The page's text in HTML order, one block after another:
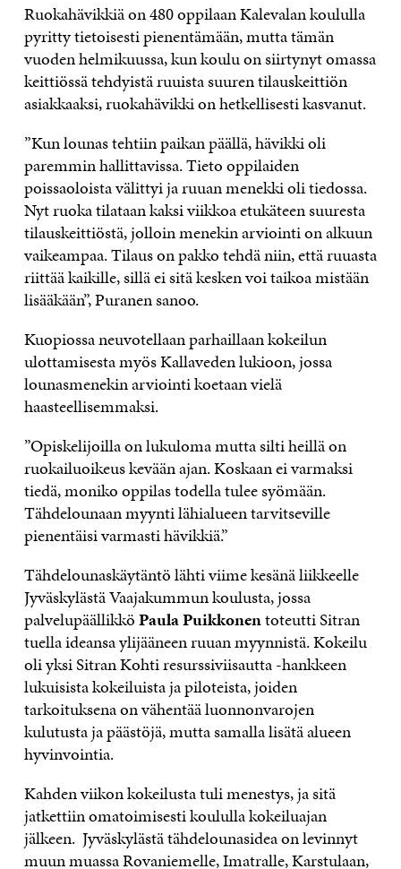
Ruokahävikkiä on 480 oppilaan Kalevalan koululla
pyritty tietoisesti pienentämään, mutta tämän
vuoden helmikuussa, kun koulu on siirtynyt omassa
keittiössä tehdyistä ruuista suuren tilauskeittiön
asiakkaaksi, ruokahävikki on hetkellisesti kasvanut.
”Kun lounas tehtiin paikan päällä, hävikki oli
paremmin hallittavissa. Tieto oppilaiden
poissaoloista välittyi ja ruuan menekki oli tiedossa.
Nyt ruoka tilataan kaksi viikkoa etukäteen suuresta
tilauskeittiöstä, jolloin menekin arviointi on alkuun
vaikeampaa. Tilaus on pakko tehdä niin, että ruuasta
riittää kaikille, sillä ei sitä kesken voi taikoa mistään
lisääkään”, Puranen sanoo.
Kuopiossa neuvotellaan parhaillaan kokeilun
ulottamisesta myös Kallaveden lukioon, jossa
lounasmenekin arviointi koetaan vielä
haasteellisemmaksi.
”Opiskelijoilla on lukuloma mutta silti heillä on
ruokailuoikeus kevään ajan. Koskaan ei varmaksi
tiedä, moniko oppilas todella tulee syömään.
Tähdelounaan myynti lähialueen tarvitseville
pienentäisi varmasti hävikkiä.”
Tähdelounaskäytäntö lähti viime kesänä liikkeelle
Jyväskylästä Vaajakummun koulusta, jossa
palvelupäällikköPaula Puikkonentoteutti Sitran
tuella ideansa ylijääneen ruuan myynnistä. Kokeilu
oli yksi Sitran Kohti resurssiviisautta -hankkeen
lukuisista kokeiluista ja piloteista, joiden
tarkoituksena on vähentää luonnonvarojen
kulutusta ja päästöjä, mutta samalla lisätä alueen
hyvinvointia.
Kahden viikon kokeilusta tuli menestys, ja sitä
jatkettiin omatoimisesti koululla kokeiluajan
jälkeen. Jyväskylästä tähdelounasidea on levinnyt
muun muassa Rovaniemelle, Imatralle, Karstulaan,